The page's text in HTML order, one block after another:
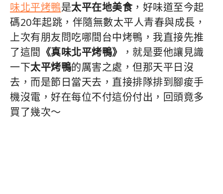
味北平烤鴨是太平在地美食，好味道至今起
碼20年起跳，伴隨無數太平人青春與成長，
上次有朋友問吃哪間台中烤鴨，我直接先推
了這間 《真味北平烤鴨》
，就是要他讓見識
一下太平烤鴨的厲害之處，但那天平日沒
去，而是節日當天去，直接排隊排到腳痠手
機沒電，好在每位不付這份付出，回頭竟多
買了幾次～